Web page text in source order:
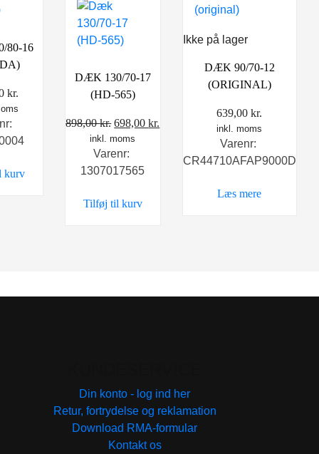
80-16
kr.
kurv
DÆK 130/70-17
(HD-565)
898,00kr. Den
oprindelige
pris
var:
698,00kr.
inkl. moms
Varenr:
1307017565
Tilføj til kurv
Ikke på lager
DÆK 90/70-12
(ORIGINAL)
639,00 kr.
inkl. moms
Varenr:
CR44710AFAP9000D
Læs mere
Din konto - log ind her
Retur, fortrydelse og reklamation
Download RMA-formular
Kontakt os